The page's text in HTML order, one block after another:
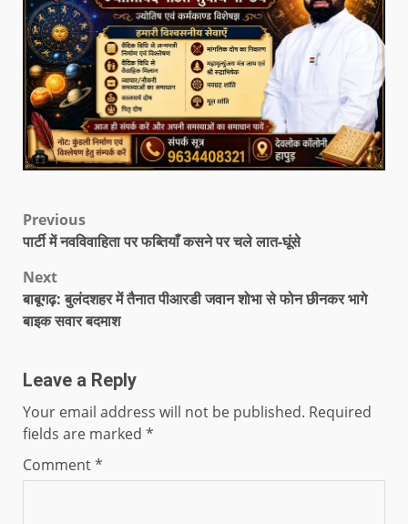
Previous
पार्टी में नवविवाहिता पर फब्तियाँ कसने पर चले लात-घूंसे
Next
बाबूगढ़: बुलंदशहर में तैनात पीआरडी जवान शोभा से फोन छीनकर भागे
बाइक सवार बदमाश
Leave a Reply
Your email address will not be published. Required
fields are marked *
Comment*